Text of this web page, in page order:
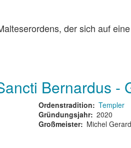
der sich auf
Bernardus -
Ordenstradition
Templer
Gründungsjahr
2020
Großmeister
Michel